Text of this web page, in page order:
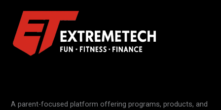
A parent-focused platform offering programs, products, and